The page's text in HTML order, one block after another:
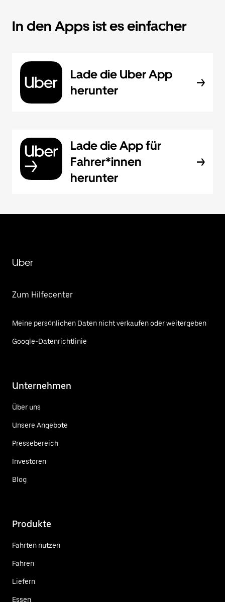
In den Apps ist es einfacher
Lade die Uber App
herunter
Lade die App für
Fahrer*innen
herunter
Uber
Zum Hilfecenter
Meine persönlichen Daten nicht verkaufen oder weitergeben
Google-Datenrichtlinie
Unternehmen
Über uns
Unsere Angebote
Pressebereich
Investoren
Blog
Produkte
Fahrten nutzen
Fahren
Liefern
Essen